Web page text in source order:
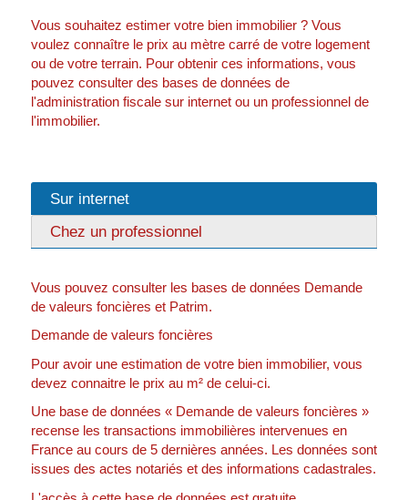
Vous souhaitez estimer votre bien immobilier ? Vous
voulez connaître le prix au mètre carré de votre logement
ou de votre terrain. Pour obtenir ces informations, vous
pouvez consulter des bases de données de
l'administration fiscale sur internet ou un professionnel de
l'immobilier.
Sur internet
Chez un professionnel
Vous pouvez consulter les bases de données Demande
de valeurs foncières et Patrim.
Demande de valeurs foncières
Pour avoir une estimation de votre bien immobilier, vous
devez connaitre le prix au m² de celui-ci.
Une base de données « Demande de valeurs foncières »
recense les transactions immobilières intervenues en
France au cours de 5 dernières années. Les données sont
issues des actes notariés et des informations cadastrales.